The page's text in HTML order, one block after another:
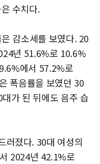
수치다.
감소세를 보였다. 20
년 51.6%로 10.6%
에서 57.2%로
폭음률을 보였던 30
가 된 뒤에도 음주 습
러졌다. 30대 여성의
2024년 42.1%로